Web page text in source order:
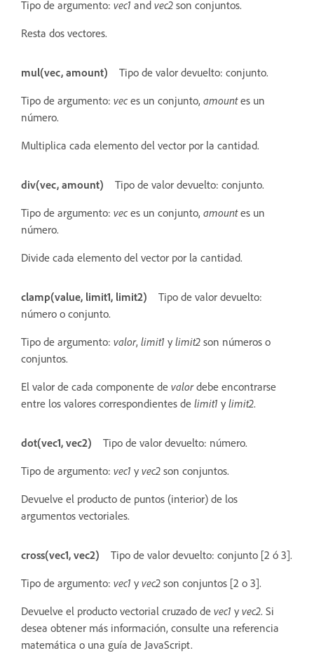
Tipo de argumento: vec1 and vec2 son conjuntos.
Resta dos vectores.
mul(vec, amount)
Tipo de valor devuelto: conjunto.
Tipo de argumento: vec es un conjunto, amountes un
número.
Multiplica cada elemento del vector por la cantidad.
div(vec, amount)
Tipo de valor devuelto: conjunto.
Tipo de argumento: vec es un conjunto, amountes un
número.
Divide cada elemento del vector por la cantidad.
clamp(value, limit1, limit2)
Tipo de valor devuelto:
número o conjunto.
Tipo de argumento: valor, limit1 y limit2 son números o
conjuntos.
El valor de cada componente de valordebe encontrarse
entre los valores correspondientes de limit1 y limit2.
dot(vec1, vec2)
Tipo de valor devuelto: número.
Tipo de argumento: vec1 y vec2 son conjuntos.
Devuelve el producto de puntos (interior) de los
argumentos vectoriales.
cross(vec1, vec2)
Tipo de valor devuelto: conjunto [2 ó 3].
Tipo de argumento: vec1 y vec2 son conjuntos [2 o 3].
Devuelve el producto vectorial cruzado de vec1 y vec2. Si
desea obtener más información, consulte una referencia
matemática o una guía de JavaScript.